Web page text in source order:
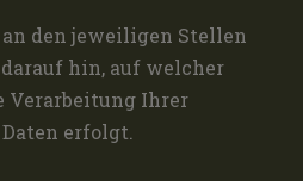
den jeweiligen Stellen
hin, auf welcher
Verarbeitung Ihrer
erfolgt.